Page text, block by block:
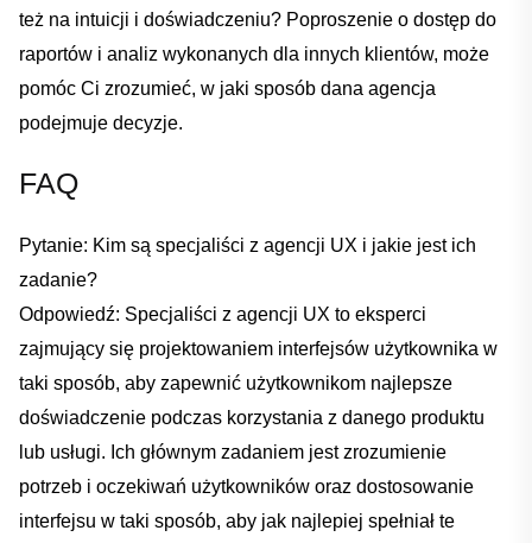
też na‌ intuicji⁢ i doświadczeniu?‍ Poproszenie o⁣ dostęp do⁣
raportów i⁢ analiz wykonanych dla innych klientów, może
pomóc Ci zrozumieć,‍ w jaki sposób dana agencja
podejmuje decyzje.
FAQ
Pytanie: Kim są specjaliści z ‌agencji UX​ i jakie ⁢jest ich
zadanie?
Odpowiedź: Specjaliści z agencji UX to eksperci‌
zajmujący się ​projektowaniem interfejsów użytkownika w
taki sposób, aby zapewnić użytkownikom najlepsze
doświadczenie⁤ podczas korzystania​ z danego produktu
lub usługi. Ich głównym zadaniem jest zrozumienie
potrzeb i oczekiwań użytkowników oraz dostosowanie
interfejsu w taki sposób, aby jak‍ najlepiej spełniał te​